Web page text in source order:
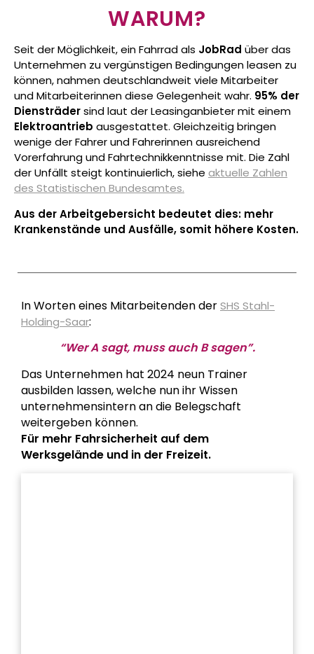
WARUM?
Seit der Möglichkeit, ein Fahrrad als JobRad über das
Unternehmen zu vergünstigen Bedingungen leasen zu
können, nahmen deutschlandweit viele Mitarbeiter
und Mitarbeiterinnen diese Gelegenheit wahr. 95% der
Diensträdersind laut der Leasinganbieter mit einem
Elektroantrieb ausgestattet. Gleichzeitig bringen
wenige der Fahrer und Fahrerinnen ausreichend
Vorerfahrung und Fahrtechnikkenntnisse mit. Die Zahl
der Unfällt steigt kontinuierlich, siehe aktuelle Zahlen
des Statistischen Bundesamtes.
Aus der Arbeitgebersicht bedeutet dies: mehr
Krankenstände und Ausfälle, somit höhere Kosten.
In Worten eines Mitarbeitenden derSHS Stahl-
Holding-Saar:
“Wer A sagt, muss auch B sagen”.
Das Unternehmen hat 2024 neun Trainer
ausbilden lassen, welche nun ihr Wissen
unternehmensintern an die Belegschaft
weitergeben können.
Für mehr Fahrsicherheit auf dem
Werksgelände und in der Freizeit.